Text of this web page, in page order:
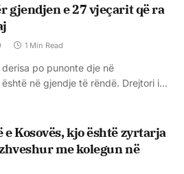
gjendjen e 27 vjeçarit që ra
1 Min Read
po punonte dje në
në gjendje të rëndë. Drejtori i…
Kosovës, kjo është zyrtarja
me kolegun në